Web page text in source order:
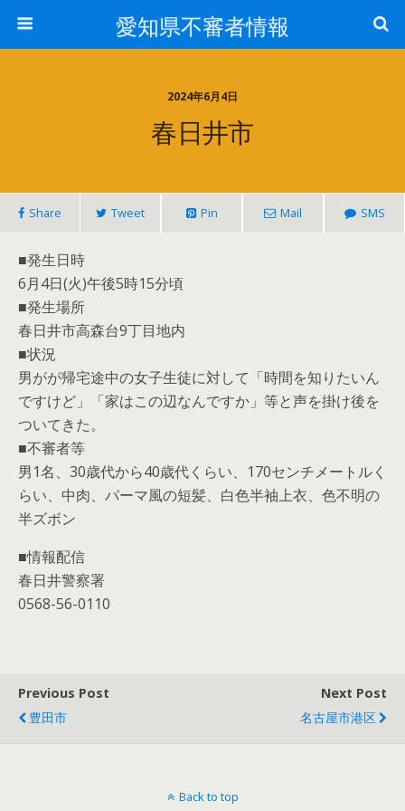
愛知県不審者情報
2024年6月4日
春日井市
Share Tweet Pin Mail SMS
■発生日時
6月4日(火)午後5時15分頃
■発生場所
春日井市高森台9丁目地内
■状況
男がが帰宅途中の女子生徒に対して「時間を知りたいん
ですけど」「家はこの辺なんですか」等と声を掛け後を
ついてきた。
■不審者等
男1名、30歳代から40歳代くらい、170センチメートルく
らい、中肉、パーマ風の短髪、白色半袖上衣、色不明の
半ズボン
■情報配信
春日井警察署
0568-56-0110
Previous Post
豊田市
Next Post
名古屋市港区
Back to top